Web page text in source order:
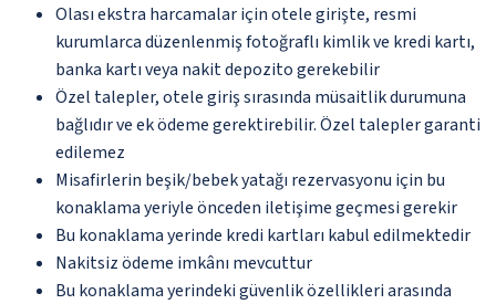
Olası ekstra harcamalar için otele girişte, resmi
kurumlarca düzenlenmiş fotoğraflı kimlik ve kredi kartı,
banka kartı veya nakit depozito gerekebilir
Özel talepler, otele giriş sırasında müsaitlik durumuna
bağlıdır ve ek ödeme gerektirebilir. Özel talepler garanti
edilemez
Misafirlerin beşik/bebek yatağı rezervasyonu için bu
konaklama yeriyle önceden iletişime geçmesi gerekir
Bu konaklama yerinde kredi kartları kabul edilmektedir
Nakitsiz ödeme imkânı mevcuttur
Bu konaklama yerindeki güvenlik özellikleri arasında